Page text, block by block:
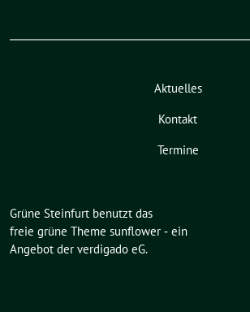
Aktuelles
Kontakt
Termine
Grüne Steinfurt benutzt das
freie grüne Theme sunflower ‐ ein
Angebot der verdigado eG.